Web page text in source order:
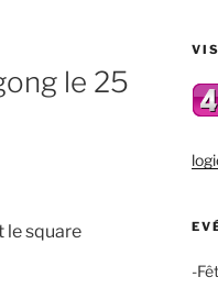
le 25
le square
-